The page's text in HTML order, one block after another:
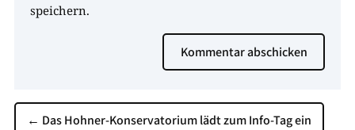
speichern.
Kommentar abschicken
← Das Hohner-Konservatorium lädt zum Info-Tag ein